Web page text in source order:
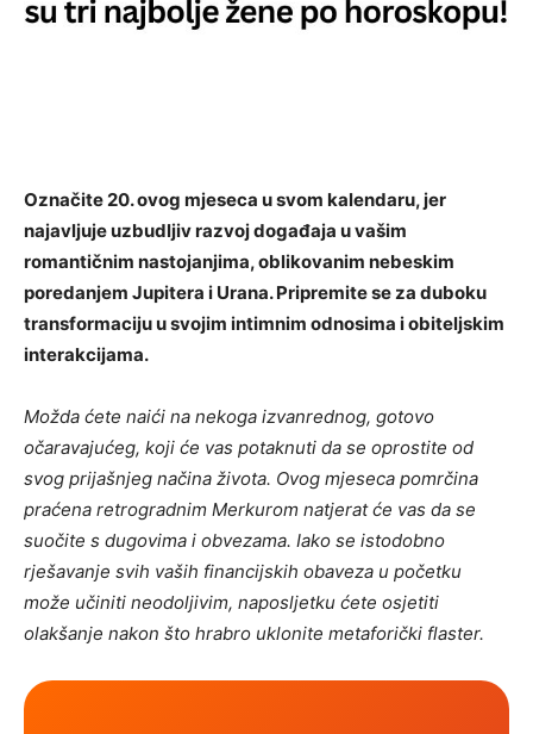
Označite 20. ovog mjeseca u svom kalendaru, jer
najavljuje uzbudljiv razvoj događaja u vašim
romantičnim nastojanjima, oblikovanim nebeskim
poredanjem Jupitera i Urana. Pripremite se za duboku
transformaciju u svojim intimnim odnosima i obiteljskim
interakcijama.
Možda ćete naići na nekoga izvanrednog, gotovo
očaravajućeg, koji će vas potaknuti da se oprostite od
svog prijašnjeg načina života. Ovog mjeseca pomrčina
praćena retrogradnim Merkurom natjerat će vas da se
suočite s dugovima i obvezama. Iako se istodobno
rješavanje svih vaših financijskih obaveza u početku
može učiniti neodoljivim, naposljetku ćete osjetiti
olakšanje nakon što hrabro uklonite metaforički flaster.